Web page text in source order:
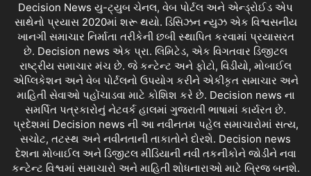
Decision News યુ-ટ્યુબ ચેનલ, વેબ પોર્ટલ અને એન્ડ્રોઈડ એપ
સાથેનો પ્રયાસ 2020માં શરૂ થયો. ડિસિઝન ન્યુઝ એક વિશ્વસનીય
ખાનગી સમાચાર નિર્માતા તરીકેની છબી સ્થાપિત કરવામાં પ્રયાસરત
છે. Decision news એક પ્રા. લિમિટેડ, એક વિગતવાર ડિજીટલ
રાષ્ટ્રીય સમાચાર મંચ છે. જે કન્ટેન્ટ અને ફોટો, વિડીયો, મોબાઈલ
એપ્લિકેશન અને વેબ પોર્ટલનો ઉપયોગ કરીને એકીકૃત સમાચાર અને
માહિતી સેવાઓ પહોંચાડવા માટે કોશિશ કરે છે. Decision news ના
સમર્પિત પત્રકારોનું નેટવર્ક હાલમાં ગુજરાતી ભાષામાં કાર્યરત છે.
પ્રદેશમાં Decision news ની આ નવીનતમ પહેલ સમાચારોમાં સત્ય,
સચોટ, તટસ્થ અને નવીનતાની તાકાતોને દોરશે. Decision news
દેશના મોબાઈલ અને ડિજીટલ મીડિયાની નવી તકનીકોને જોડીને નવા
કન્ટેન્ટ વિશ્વમાં સમાચારો અને માહિતી શોધનારાઓ માટે બ્રિજ બનશે.